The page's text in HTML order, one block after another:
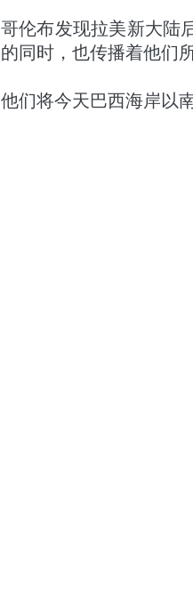
哥伦布发现拉美新大陆
的同时，也传播着他们
他们将今天巴西海岸以